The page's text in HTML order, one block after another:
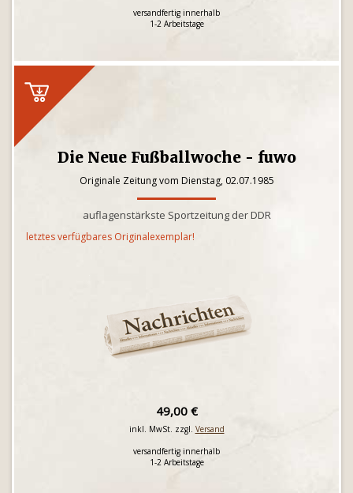
versandfertig innerhalb
1-2 Arbeitstage
Die Neue Fußballwoche - fuwo
Originale Zeitung vom Dienstag, 02.07.1985
auflagenstärkste Sportzeitung der DDR
letztes verfügbares Originalexemplar!
49,00 €
inkl. MwSt. zzgl. Versand
versandfertig innerhalb
1-2 Arbeitstage